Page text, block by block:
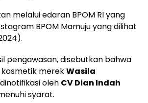
melalui edaran BPOM RI yang
BPOM Mamuju yang dilihat
pengawasan, disebutkan bahwa
merekWasila
oleh CV Dian Indah
syarat.